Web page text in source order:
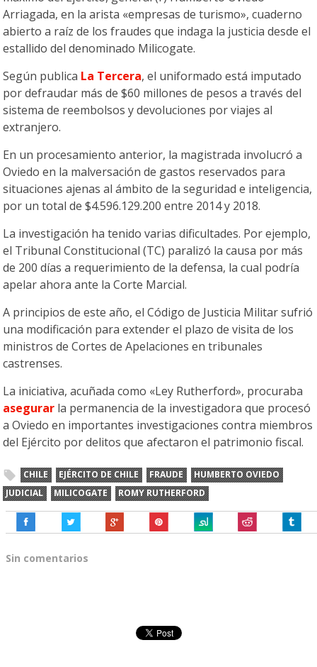
Arriagada, en la arista «empresas de turismo», cuaderno
abierto a raíz de los fraudes que indaga la justicia desde el
estallido del denominado Milicogate.
Según publica La Tercera, el uniformado está imputado
por defraudar más de $60 millones de pesos a través del
sistema de reembolsos y devoluciones por viajes al
extranjero.
En un procesamiento anterior, la magistrada involucró a
Oviedo en la malversación de gastos reservados para
situaciones ajenas al ámbito de la seguridad e inteligencia,
por un total de $4.596.129.200 entre 2014 y 2018.
La investigación ha tenido varias dificultades. Por ejemplo,
el Tribunal Constitucional (TC) paralizó la causa por más
de 200 días a requerimiento de la defensa, la cual podría
apelar ahora ante la Corte Marcial.
A principios de este año, el Código de Justicia Militar sufrió
una modificación para extender el plazo de visita de los
ministros de Cortes de Apelaciones en tribunales
castrenses.
La iniciativa, acuñada como «Ley Rutherford», procuraba
asegurar la permanencia de la investigadora que procesó
a Oviedo en importantes investigaciones contra miembros
del Ejército por delitos que afectaron el patrimonio fiscal.
CHILE EJÉRCITO DE CHILE FRAUDE
HUMBERTO OVIEDO
JUDICIAL
MILICOGATE ROMY RUTHERFORD
Sin comentarios